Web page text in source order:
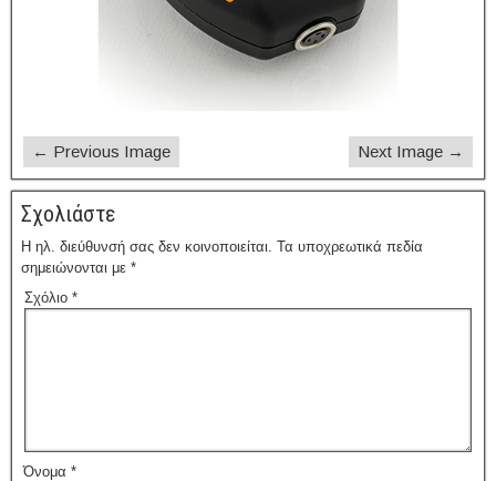
← Previous Image Next Image →
Σχολιάστε
Η ηλ. διεύθυνσή σας δεν κοινοποιείται. Τα υποχρεωτικά πεδία
σημειώνονται με *
Σχόλιο *
Όνομα *